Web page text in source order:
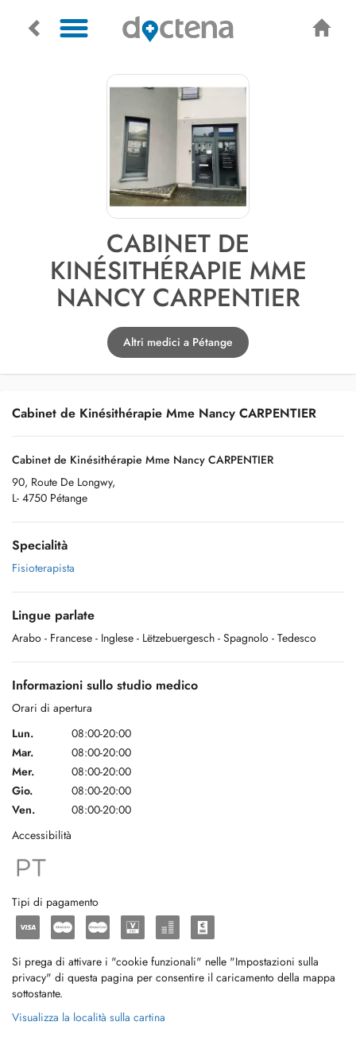
CABINET DE
KINÉSITHÉRAPIE MME
NANCY CARPENTIER
Altri medici a Pétange
Cabinet de Kinésithérapie Mme Nancy CARPENTIER
Cabinet de Kinésithérapie Mme Nancy CARPENTIER
90, Route De Longwy,
L- 4750 Pétange
Specialità
Fisioterapista
Lingue parlate
Arabo - Francese - Inglese - Lëtzebuergesch - Spagnolo - Tedesco
Informazioni sullo studio medico
Orari di apertura
Lun.
08:00-20:00
Mar.
08:00-20:00
Mer.
08:00-20:00
Gio.
08:00-20:00
Ven.
08:00-20:00
Accessibilità
Tipi di pagamento
Si prega di attivare i "cookie funzionali" nelle "Impostazioni sulla
privacy" di questa pagina per consentire il caricamento della mappa
sottostante.
Visualizza la località sulla cartina